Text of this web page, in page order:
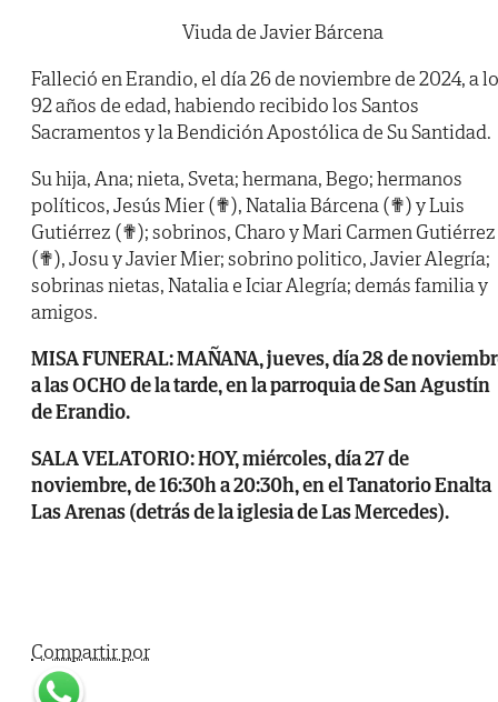
Viuda de Javier Bárcena
Falleció en Erandio, el día 26 de noviembre de 2024, a
92 años de edad, habiendo recibido los Santos
Sacramentos y la Bendición Apostólica de Su Santidad.
Su hija, Ana; nieta, Sveta; hermana, Bego; hermanos
políticos, Jesús Mier (✟), Natalia Bárcena (✟) y Luis
Gutiérrez (✟); sobrinos, Charo y Mari Carmen Gutiérrez
(✟), Josu y Javier Mier; sobrino politico, Javier Alegría;
sobrinas nietas, Natalia e Iciar Alegría; demás familia y
amigos.
MISA FUNERAL: MAÑANA, jueves, día 28 de
a las OCHO de la tarde, en la parroquia de San Agustín
de Erandio.
SALA VELATORIO: HOY, miércoles, día 27 de
noviembre, de 16:30h a 20:30h, en el Tanatorio Enalta
Las Arenas (detrás de la iglesia de Las Mercedes).
Compartir por